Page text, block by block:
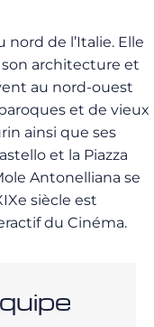
de l’Italie. Elle
architecture et
au nord-ouest
et de vieux
ainsi que ses
et la Piazza
Antonelliana se
siècle est
du Cinéma.